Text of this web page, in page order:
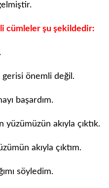
cümleler şu şekildedir:
gerisi önemli değil.
başardım.
akıyla çıktık.
akıyla çıktım.
söyledim.